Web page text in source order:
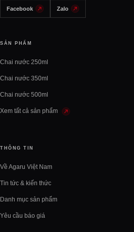
Facebook Zalo
SẢN PHẨM
Chai nước 250ml
Chai nước 350ml
Chai nước 500ml
Xem tất cả sản phẩm
THÔNG TIN
Về Agaru Việt Nam
Tin tức & kiến thức
Danh mục sản phẩm
Yêu cầu báo giá